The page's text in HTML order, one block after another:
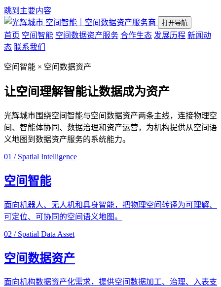
跳到主要内容
空间智能｜空间数据资产服务商
打开导航
首页 空间智能 空间数据资产服务 合作生态 发展历程 新闻动
态 联系我们
空间智能 × 空间数据资产
让空间理解智能让数据成为资产
光辉城市围绕空间智能与空间数据资产两条主线，连接物理空
间、智能体协同、数据治理和资产运营，为机构提供从空间语
义地图到数据资产服务的系统能力。
01 / Spatial Intelligence
空间智能
面向机器人、无人机和具身智能，把物理空间转译为可理解、
可定位、可协同的空间语义地图。
02 / Spatial Data Asset
空间数据资产
面向机构数据资产化需求，提供空间数据加工、治理、入表支